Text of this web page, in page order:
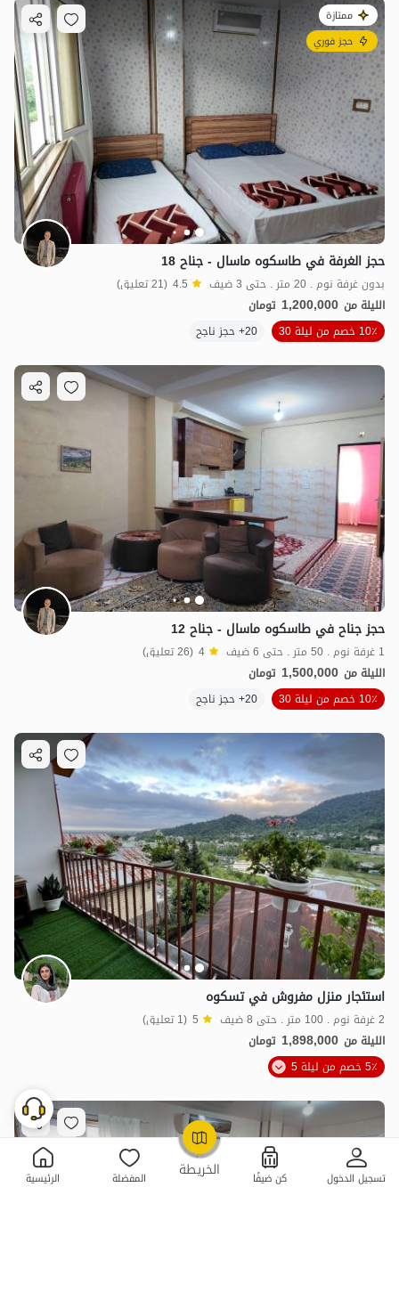
الخريطة تسجيل الدخول كن ضيفًا المفضلة الرئيسية
OpenStreetMap
ممتازة
حجز فوري
حجز الغرفة في طاسکوه ماسال - جناح 18
بدون غرفة نوم . 20 متر . حتى 3 ضيف 4.5 (21 تعليق)
الليلة من 1,200,000 تومان
10٪ خصم من ليلة 30
20+ حجز ناجح
حجز جناح في طاسکوه ماسال - جناح 12
1 غرفة نوم . 50 متر . حتى 6 ضيف 4 (26 تعليق)
الليلة من 1,500,000 تومان
10٪ خصم من ليلة 30
20+ حجز ناجح
استئجار منزل مفروش في تسكوه
2 غرفة نوم . 100 متر . حتى 8 ضيف 5 (1 تعليق)
الليلة من 1,898,000 تومان
5٪ خصم من ليلة 5